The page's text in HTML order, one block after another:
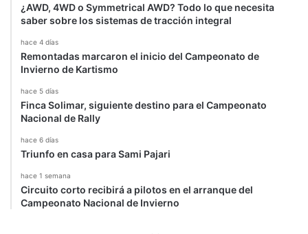
¿AWD, 4WD o Symmetrical AWD? Todo lo que necesita
saber sobre los sistemas de tracción integral
hace 4 días
Remontadas marcaron el inicio del Campeonato de
Invierno de Kartismo
hace 5 días
Finca Solimar, siguiente destino para el Campeonato
Nacional de Rally
hace 6 días
Triunfo en casa para Sami Pajari
hace 1 semana
Circuito corto recibirá a pilotos en el arranque del
Campeonato Nacional de Invierno